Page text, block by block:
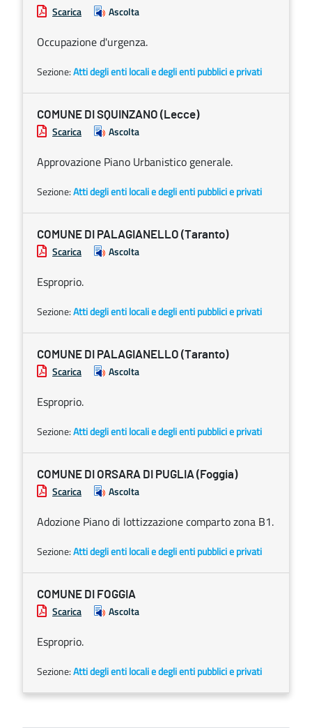
Scarica Ascolta
Occupazione d'urgenza.
Sezione:Atti degli enti locali e degli enti pubblici e privati
COMUNE DI SQUINZANO (Lecce)
Scarica Ascolta
Approvazione Piano Urbanistico generale.
Sezione:Atti degli enti locali e degli enti pubblici e privati
COMUNE DI PALAGIANELLO (Taranto)
Scarica Ascolta
Esproprio.
Sezione:Atti degli enti locali e degli enti pubblici e privati
COMUNE DI PALAGIANELLO (Taranto)
Scarica Ascolta
Esproprio.
Sezione:Atti degli enti locali e degli enti pubblici e privati
COMUNE DI ORSARA DI PUGLIA (Foggia)
Scarica Ascolta
Adozione Piano di lottizzazione comparto zona B1.
Sezione:Atti degli enti locali e degli enti pubblici e privati
COMUNE DI FOGGIA
Scarica Ascolta
Esproprio.
Sezione:Atti degli enti locali e degli enti pubblici e privati